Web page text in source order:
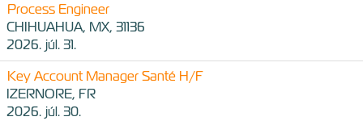
Process Engineer
CHIHUAHUA, MX, 31136
2026. júl. 31.
Key Account Manager Santé H/F
IZERNORE, FR
2026. júl. 30.